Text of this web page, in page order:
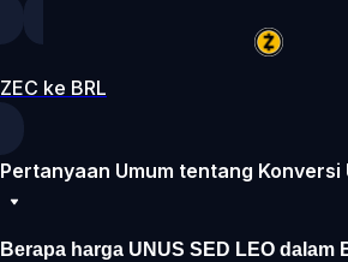
ZEC ke BRL
Pertanyaan Umum tentang Konversi
Berapa harga UNUS SED LEO dalam